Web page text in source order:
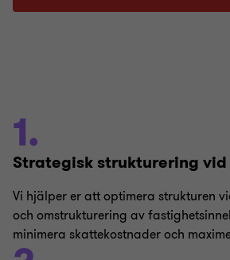
1.
Strategisk strukturering
Vi hjälper er att optimera strukturen
och omstrukturering av
minimera skattekostnader och